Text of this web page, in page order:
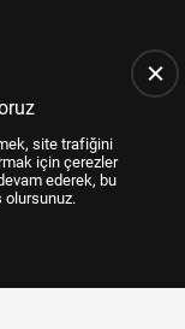
site trafiğini
için çerezler
ederek, bu
olursunuz.